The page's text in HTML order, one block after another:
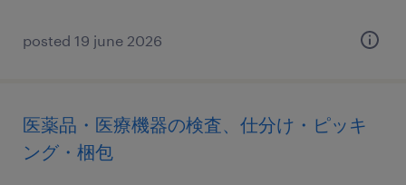
posted 19 june 2026
医薬品・医療機器の検査、仕分け・ピッキ
ング・梱包